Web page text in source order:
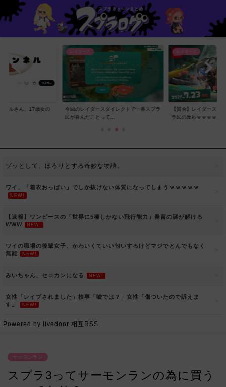
ネルさん、17歳女の
レイダース
今回のレイダースダイレクトで一番スプラ
民が喜んだことって...
レイダース
【賛否】レイダースダ
ラ民の反応ｗｗｗｗ...
ゾッとして、ほろりとする奇妙な物語。
ワイ、「着衣おっばい」でしか抜けない体質になってしまうｗｗｗｗｗ
NEW!
【速報】ワンピースの「世界に5種しかない飛行能力」発言の謎が解ける
WWW
NEW!
ワイの職場の後輩女子、かわいくていい匂いするけどマジでとんでもなく
無能
NEW!
みいちゃん、セコカンになる NEW!
女性「レイプされました」検事「嘘では？」女性「傷ついたので訴えま
す」
NEW!
Powered by livedoor 相互RSS
サーモンラン
スプラ3ってサーモンランの為に買う